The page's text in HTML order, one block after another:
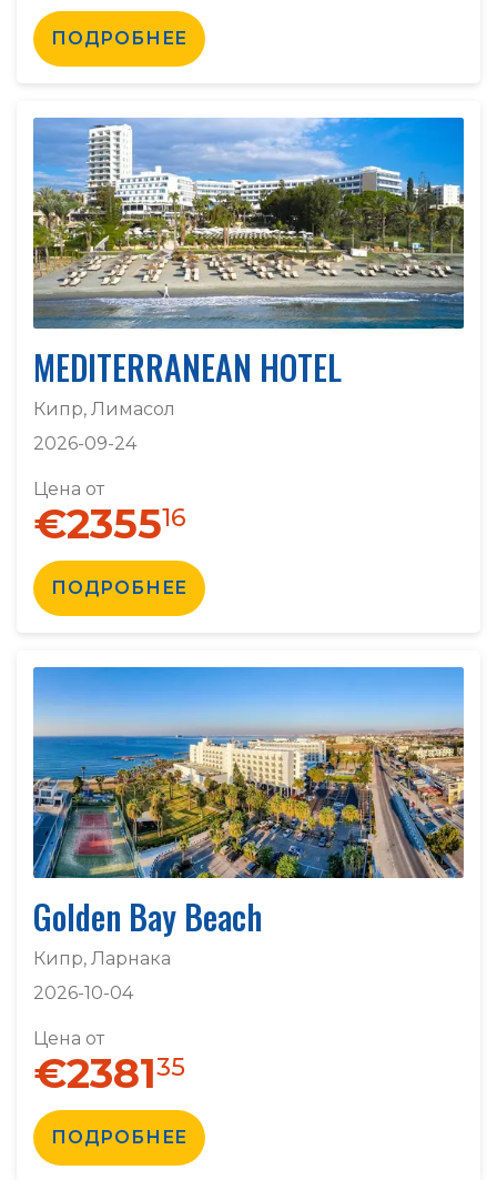
ПОДРОБНЕЕ
MEDITERRANEAN HOTEL
Кипр, Лимасол
2026-09-24
Цена от
€235516
ПОДРОБНЕЕ
Golden Bay Beach
Кипр, Ларнака
2026-10-04
Цена от
€238135
ПОДРОБНЕЕ